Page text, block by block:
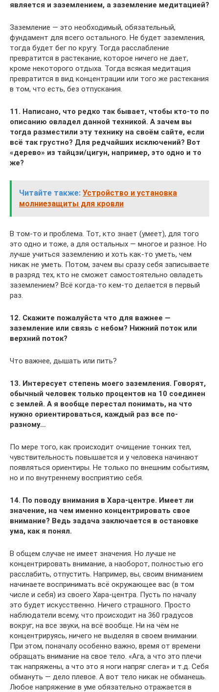
является и заземлением, а заземление медитацией?
Заземление — это необходимый, обязательный,
фундамент для всего остального. Не будет заземления,
тогда будет бег по кругу. Тогда расслабление
превратится в растекание, которое ничего не дает,
кроме некоторого отдыха. Тогда всякая медитация
превратится в вид концентрации или того же растекания
в том, что есть, без отпускания.
11. Написано, что редко так бывает, чтобы кто-то по
описанию овладел данной техникой. А зачем вы
тогда разместили эту технику на своём сайте, если
всё так грустно? Для редчайших исключений? Вот
«дерево» из тайцзи/цигун, например, это одно и то
же?
Читайте также: Устройство и установка
молниезащиты для кровли
В том-то и проблема. Тот, кто знает (умеет), для того
это одно и тоже, а для остальных — многое и разное. Но
лучше учиться заземлению и хоть как-то уметь, чем
никак не уметь. Потом, зачем вы сразу себя записываете
в разряд тех, кто не сможет самостоятельно овладеть
заземлением? Всё когда-то кем-то делается в первый
раз.
12. Скажите пожалуйста что для важнее —
заземление или связь с небом? Нижний поток или
верхний поток?
Что важнее, дышать или пить?
13. Интересует степень моего заземления. Говорят,
обычный человек только процентов на 10 соединен
с землей. А я вообще перестал понимать, на что
нужно ориентироваться, каждый раз все по-
разному…
По мере того, как происходит очищение тонких тел,
чувствительность повышается и у человека начинают
появляться ориентиры. Не только по внешним событиям,
но и по внутреннему восприятию себя.
14. По поводу внимания в Хара-центре. Имеет ли
значение, на чем именно концентрировать свое
внимание? Ведь задача заключается в остановке
ума, как я понял.
В общем случае не имеет значения. Но лучше не
концентрировать внимание, а наоборот, полностью его
расслабить, отпустить. Например, вы, своим вниманием
начинаете воспринимать всё окружающее вас (в том
числе и себя) из своего Хара-центра. Пусть по началу
это будет искусственно. Ничего страшного. Просто
наблюдатели всему, что происходит на 360 градусов
вокруг, на все звуки, на всё вообще. Ни на чём не
концентрируясь, ничего не выделяя в своем внимании.
При этом, поначалу особенно важно, время от времени
обращать внимание на свое тело. «Ага, а что это плечи
так напряжены, а что это я ноги напряг слега» и т.д. Себя
обмануть — дело плевое. А вот тело никак не обманешь.
Любое напряжение в уме обязательно отражается в